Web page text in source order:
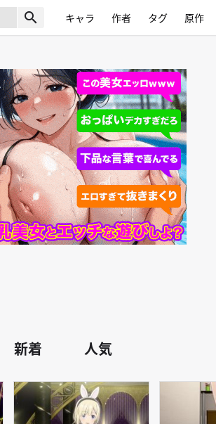
search キャラ 作者 タグ 原作
新着 人気